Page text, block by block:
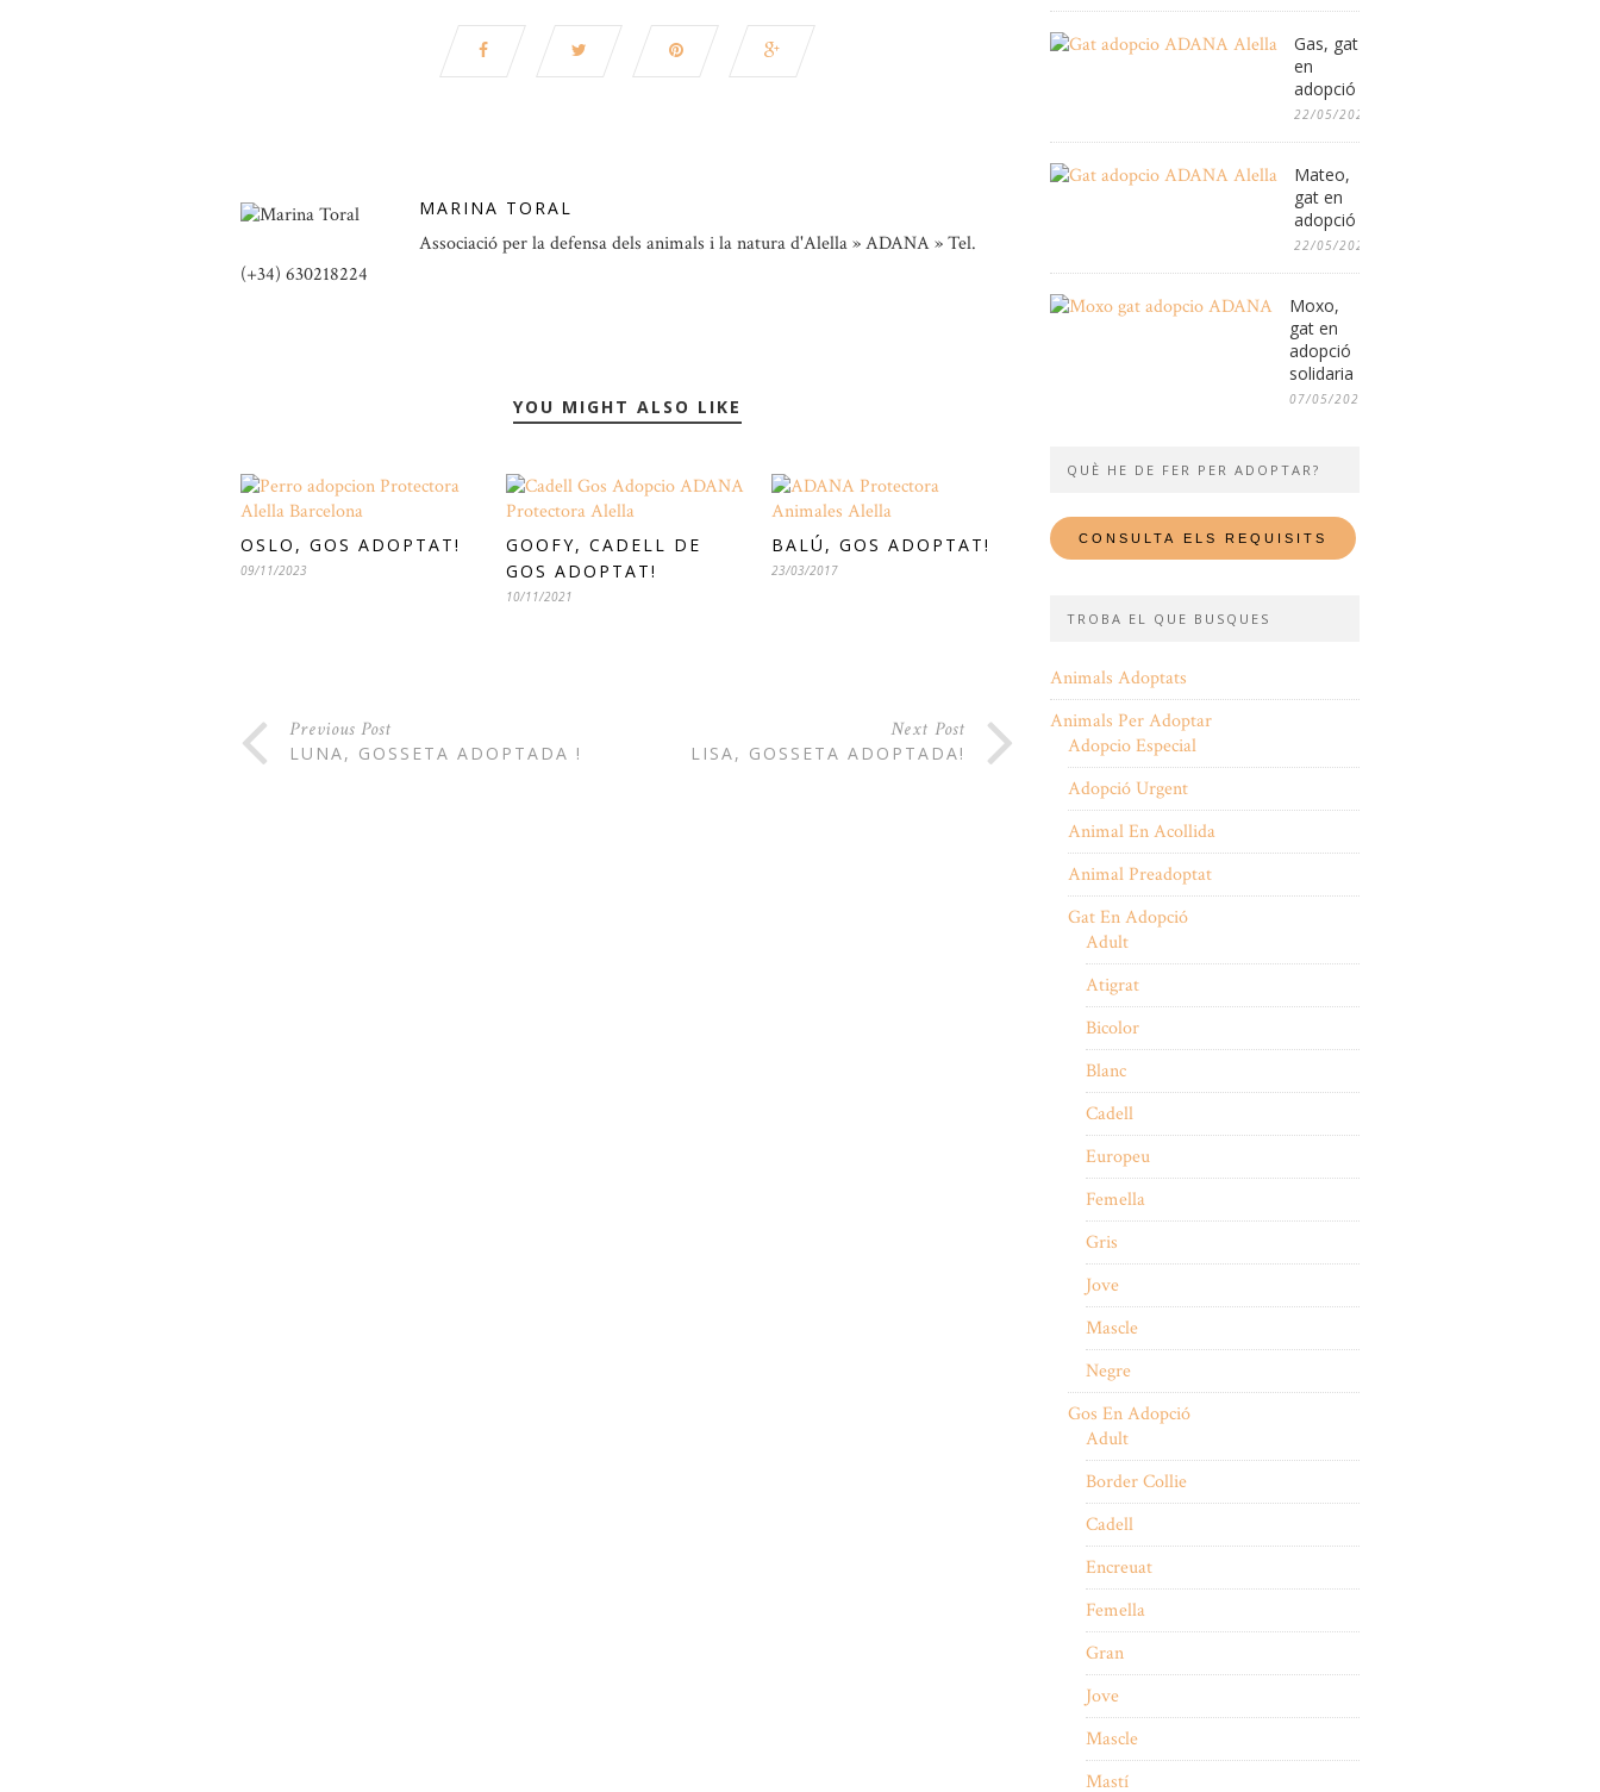
MARINA TORAL
Associació per la defensa dels animals i la natura d'Alella » ADANA » Tel.
(+34) 630218224
YOU MIGHT ALSO LIKE
OSLO, GOS ADOPTAT!
09/11/2023
GOOFY, CADELL DE
GOS ADOPTAT!
10/11/2021
BALÚ, GOS ADOPTAT!
23/03/2017
Previous Post
LUNA, GOSSETA ADOPTADA !
Next Post
LISA, GOSSETA ADOPTADA!
Gas, gat
en
adopció
22/05/2026
Mateo,
gat en
adopció
22/05/2026
Moxo,
gat en
adopció
solidaria
07/05/2026
QUÈ HE DE FER PER ADOPTAR?
TROBA EL QUE BUSQUES
Animals Adoptats
Animals Per Adoptar
Adopcio Especial
Adopció Urgent
Animal En Acollida
Animal Preadoptat
Gat En Adopció
Adult
Atigrat
Bicolor
Blanc
Cadell
Europeu
Femella
Gris
Jove
Mascle
Negre
Gos En Adopció
Adult
Border Collie
Cadell
Encreuat
Femella
Gran
Jove
Mascle
Mastí